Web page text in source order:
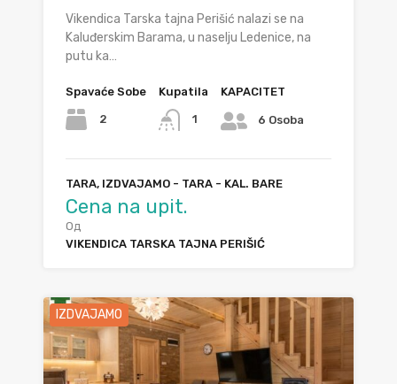
Vikendica Tarska tajna Perišić nalazi se na
Kaluđerskim Barama, u naselju Ledenice, na
putu ka…
Spavaće Sobe
2
Kupatila
1
KAPACITET
6 Osoba
TARA, IZDVAJAMO - TARA - KAL. BARE
Cena na upit.
Од
VIKENDICA TARSKA TAJNA PERIŠIĆ
IZDVAJAMO